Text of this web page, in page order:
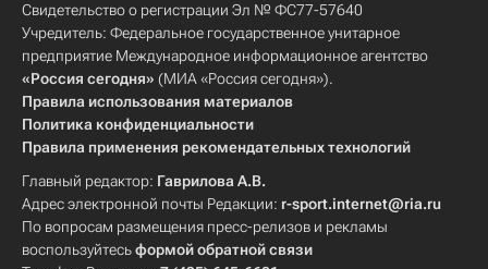
Свидетельство о регистрации Эл № ФС77-57640
Учредитель: Федеральное государственное унитарное
предприятие Международное информационное агентство
«Россия сегодня» (МИА «Россия сегодня»).
Правила использования материалов
Политика конфиденциальности
Правила применения рекомендательных технологий
Главный редактор: Гаврилова А.В.
Адрес электронной почты Редакции: r-sport.internet@ria.ru
По вопросам размещения пресс-релизов и рекламы
воспользуйтесьформой обратной связи